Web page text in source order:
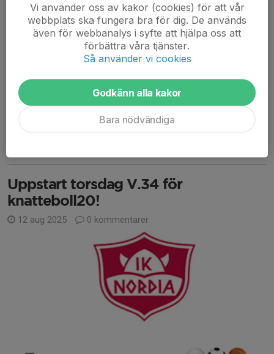
Hej alla Knattebollsfamiljer!⚽️
Snart är det äntligen dags att starta upp fotbollssäsongen 2026
bra att vara ute.
Uppstart torsdag V.34 för
knatteboll20!
12 aug 2025 0 kommentarer
Vi använder oss av kakor (cookies) för att vår
webbplats ska fungera bra för dig. De används
även för webbanalys i syfte att hjälpa oss att
förbättra våra tjänster.
Så använder vi cookies
Godkänn alla kakor
Bara nödvändiga